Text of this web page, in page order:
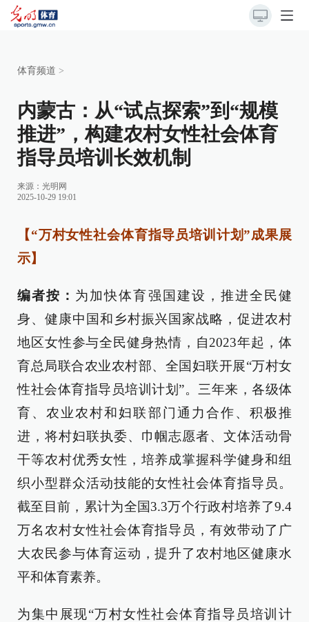
体育频道 >
内蒙古：从“试点探索”到“规模
推进”，构建农村女性社会体育
指导员培训长效机制
来源：光明网
2025-10-29 19:01
【“万村女性社会体育指导员培训计划”成果展
示】
编者按： 为加快体育强国建设，推进全民健
身、健康中国和乡村振兴国家战略，促进农村
地区女性参与全民健身热情，自2023年起，体
育总局联合农业农村部、全国妇联开展“万村女
性社会体育指导员培训计划”。三年来，各级体
育、农业农村和妇联部门通力合作、积极推
进，将村妇联执委、巾帼志愿者、文体活动骨
干等农村优秀女性，培养成掌握科学健身和组
织小型群众活动技能的女性社会体育指导员。
截至目前，累计为全国3.3万个行政村培养了9.4
万名农村女性社会体育指导员，有效带动了广
大农民参与体育运动，提升了农村地区健康水
平和体育素养。
为集中展现“万村女性社会体育指导员培训计